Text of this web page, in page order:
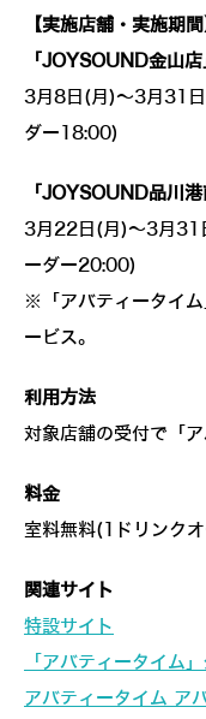
【実施店舗・実施期間
「JOYSOUND金山店
3月8日(月)～3月31
ダー18:00)
「JOYSOUND品川港
3月22日(月)～3月
ーダー20:00)
※「アバティータイ
ービス。
利用方法
対象店舗の受付で「
料金
室料無料(1ドリンク
関連サイト
特設サイト
「アバティータイム
アバティータイム ア